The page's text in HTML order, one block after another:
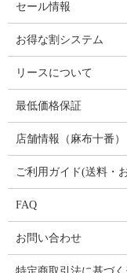
セール情報
お得な割システム
リースについて
最低価格保証
店舗情報（麻布十番）
ご利用ガイド(送料・
FAQ
お問い合わせ